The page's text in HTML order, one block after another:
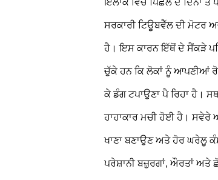
ਸਰਕਾਰੀ ਟਿਊਬਵੈੱਲ ਦੀ ਮੋਟਰ
ਹੈ। ਇਸ ਕਾਰਨ ਇੱਥੋਂ ਦੇ ਸੈਂਕੜੇ
ਚੁੱਕੇ ਹਨ ਕਿ ਲੋਕਾਂ ਨੂੰ ਆਪਣੀਆਂ
ਕੇ ਡੰਗ ਟਪਾਉਣਾ ਪੈ ਰਿਹਾ ਹੈ।
ਹਾਹਾਕਾਰ ਮਚੀ ਹੋਈ ਹੈ। ਸਵੇਰੇ
ਖਾਣਾ ਬਣਾਉਣ ਅਤੇ ਹੋਰ ਘਰੇਲੂ
ਪਰੇਸ਼ਾਨੀ ਬਜ਼ੁਰਗਾਂ, ਔਰਤਾਂ ਅਤੇ